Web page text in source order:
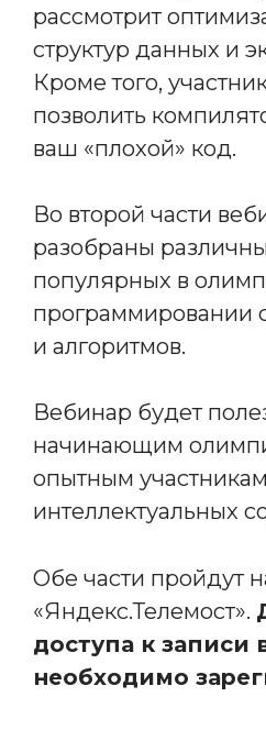
рассмотрит
структур данных и
Кроме того,
позволить
ваш «плохой» код.
Во второй части
разобраны
популярных в
программировании
и алгоритмов.
Вебинар будет
начинающим
опытным участникам
интеллектуальных
Обе части пройдут
«Яндекс.Телемост».
доступа к записи
необходимо